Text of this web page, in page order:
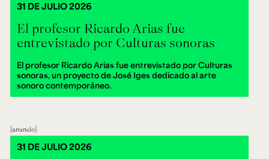
El profesor Ricardo Arias fue
entrevistado por Culturas sonoras
El profesor Ricardo Arias fue entrevistado por Culturas
sonoras, un proyecto de José Iges dedicado al arte
sonoro contemporáneo.
31 DE JULIO 2026
anuncio
31 DE JULIO 2026